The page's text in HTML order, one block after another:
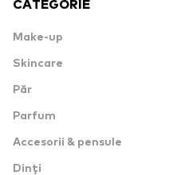
Make-up
Skincare
Păr
Parfum
Accesorii & pensule
Dinți